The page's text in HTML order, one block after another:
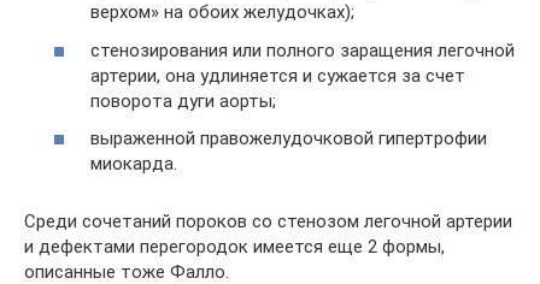
верхом» на обоих желудочках);
стенозирования или полного заращения легочной
артерии, она удлиняется и сужается за счет
поворота дуги аорты;
выраженной правожелудочковой гипертрофии
миокарда.
Среди сочетаний пороков со стенозом легочной артерии
и дефектами перегородок имеется еще 2 формы,
описанные тоже Фалло.